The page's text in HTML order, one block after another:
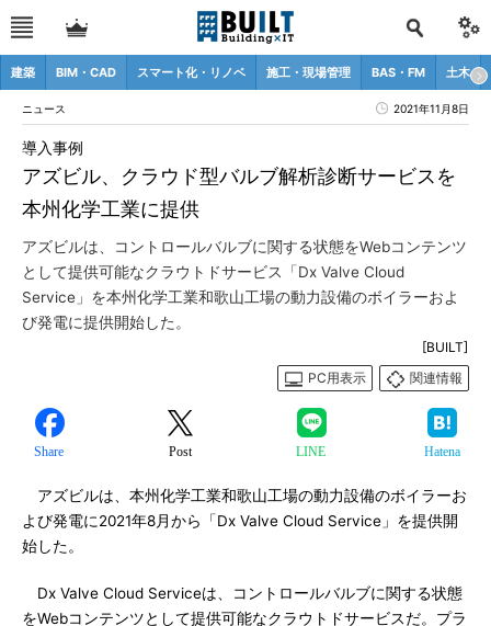
建築 BIM・CAD スマート化・リノベ 施工・現場管理 BAS・FM 土木
ニュース 2021年11月8日
アズビル、クラウド型バルブ解析診断サービスを
本州化学工業に提供
導入事例
アズビルは、コントロールバルブに関する状態をWebコンテンツ
として提供可能なクラウトドサービス「Dx Valve Cloud
Service」を本州化学工業和歌山工場の動力設備のボイラーおよ
び発電に提供開始した。
[BUILT]
PC用表示
関連情報
Share Post LINE Hatena
アズビルは、本州化学工業和歌山工場の動力設備のボイラーお
よび発電に2021年8月から「Dx Valve Cloud Service」を提供開
始した。
Dx Valve Cloud Serviceは、コントロールバルブに関する状態
をWebコンテンツとして提供可能なクラウトドサービスだ。プラ